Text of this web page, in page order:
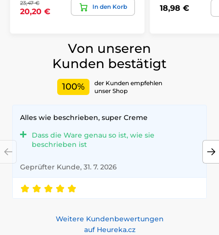
23,47 €
20,20 €
In den Korb 18,98 €
Von unseren
Kunden bestätigt
100%
der Kunden empfehlen
unser Shop
Alles wie beschrieben, super Creme
Dass die Ware genau so ist, wie sie
beschrieben ist
Geprüfter Kunde, 31. 7. 2026
Weitere Kundenbewertungen
auf Heureka.cz